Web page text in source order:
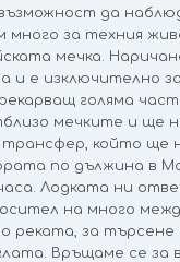
да
много за техния
мечка.
и е изключително
голяма
мечките и ще
трансфер, който ще
по дължина в
Лодката ни
на много
реката, за
Връщаме се за